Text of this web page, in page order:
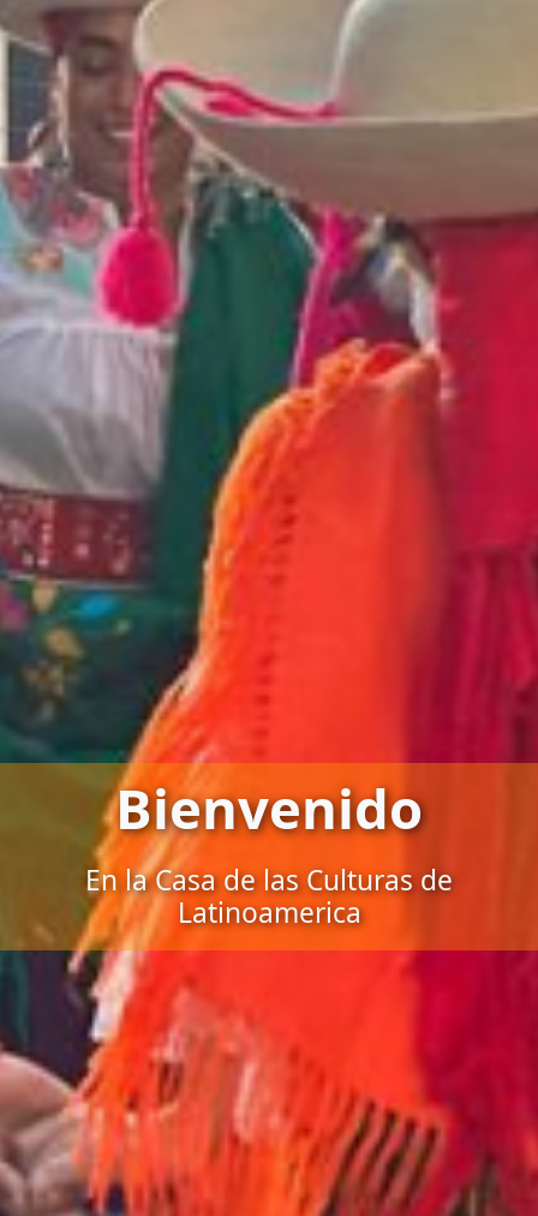
Bienvenido
En la Casa de las Culturas de
Latinoamerica